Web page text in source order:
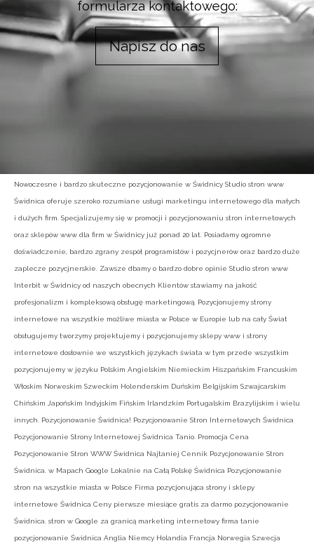
formularza kontaktowego:
Napisz do nas
Nowoczesne i bardzo skuteczne pozycjonowanie w Świdnicy Studio stron www
Świdnica oferuje szeroko rozumiane usługi marketingu internetowego dla małych
i dużych firm. Specjalizujemy się w promocji i pozycjonowaniu stron internetowych
oraz sklepów www dla firm w Świdnicy już ponad 20 lat. Posiadamy ogromne
doświadczenie, bardzo zgrany zespół programistów i pozycjnerów oraz bardzo duże
zaplecze pozycjnerskie. Zawsze dbamy o bardzo dobre opinie Studio stron www
Interbit w Świdnicy od naszych obecnych Klientów stawiamy na jakość
profesjonalizm i kompleksową obsługę marketingową. Pozycjonujemy strony
internetowe na wszystkie możliwe miasta w Polsce w Europie lub na cały Świat
obsługujemy tworzymy projektujemy i pozycjonujemy sklepy www i strony
internetowe dosłownie we wszystkich językach świata w tym przede wszystkim
pozycjonujemy w języku Polskim Angielskim Niemieckim Hiszpańskim Francuskim
Włoskim Norweskim Szweckim Holenderskim Duńskim Belgijskim Szwajcarskim
Chińskim Japońskim Indyjskim Fińskim Irlandzkim Portugalskim Brazylijskim i wielu
innych. Pozycjonowanie Świdnica! Pozycjonowanie Stron Internetowych Świdnica
Pozycjonowanie Strony Internetowej Świdnica Tanio. Promocja Cena
Pozycjonowanie Stron WWW Świdnica Najtaniej Cennik Pozycjonowanie Stron
Świdnica. w Mapach Google Lokalnie na Całą Polskę Świdnica Pozycjonowanie
stron na wszystkie miasta w Polsce Firma pozycjonująca strony i sklepy
internetowe Świdnica Ceny pierwsze miesiące gratis za darmo pozycjonowanie
Świdnica. stron w Google za granicą marketing internetowy firma tanie
pozycjonowanie Świdnica Anglia Niemcy Holandia Francja Norwegia Szwecja